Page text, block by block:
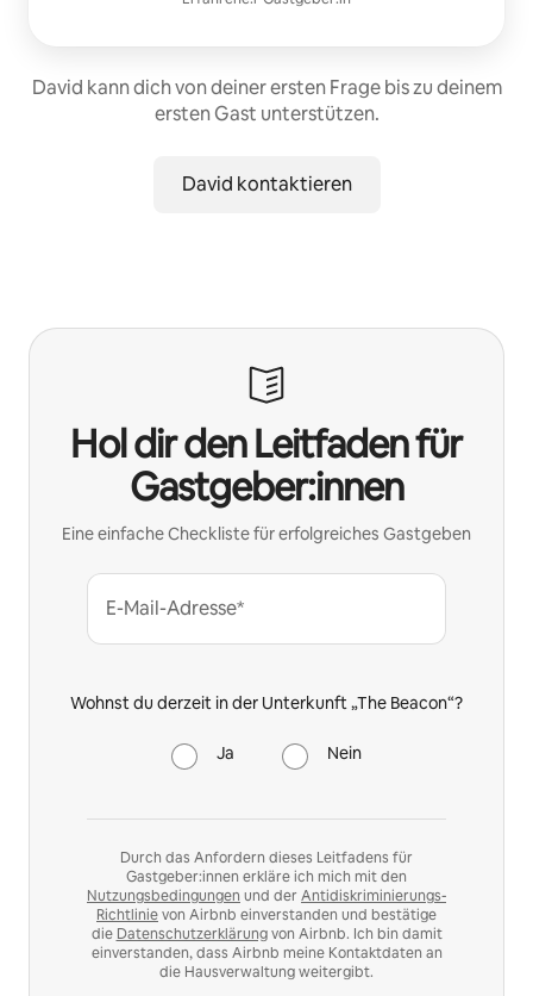
David kann dich von deiner ersten Frage bis zu deinem
ersten Gast unterstützen.
David kontaktieren
Hol dir den Leitfaden für
Gastgeber:innen
Eine einfache Checkliste für erfolgreiches Gastgeben
E-Mail-Adresse*
Wohnst du derzeit in der Unterkunft „The Beacon“?
Ja Nein
Durch das Anfordern dieses Leitfadens für
Gastgeber:innen erkläre ich mich mit den
Nutzungsbedingungen und der Antidiskriminierungs-
Richtlinievon Airbnb einverstanden und bestätige
die Datenschutzerklärungvon Airbnb. Ich bin damit
einverstanden, dass Airbnb meine Kontaktdaten an
die Hausverwaltung weitergibt.